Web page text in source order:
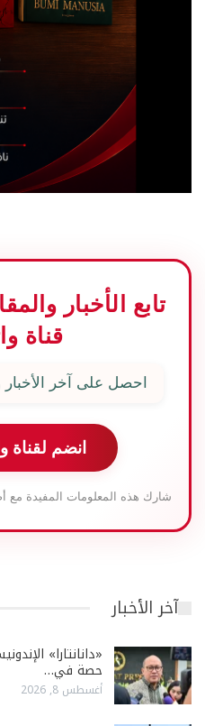
تابع الأخبار
قناة
احصل على آخر
انضم لقناة
شارك هذه المعلومات المفيدة مع
آخر الأخبار
«دانانتارا»
حصة في…
أغسطس 8, 2026